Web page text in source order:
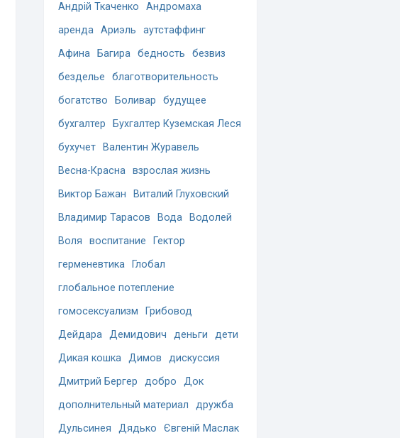
Андрій Ткаченко
Андромаха
аренда Ариэль
аутстаффинг
Афина
Багира бедность
безвиз
безделье
благотворительность
богатство
Боливар
будущее
бухгалтер
Бухгалтер Куземская Леся
бухучет
Валентин Журавель
Весна-Красна взрослая жизнь
Виктор Бажан
Виталий Глуховский
Владимир Тарасов
Вода
Водолей
Воля
воспитание
Гектор
герменевтика
Глобал
глобальное потепление
гомосексуализм
Грибовод
Дейдара Демидович деньги
дети
Дикая кошка Димов
дискуссия
Дмитрий Бергер
добро
Док
дополнительный материал
дружба
Дульсинея
Дядько
Євгеній Маслак